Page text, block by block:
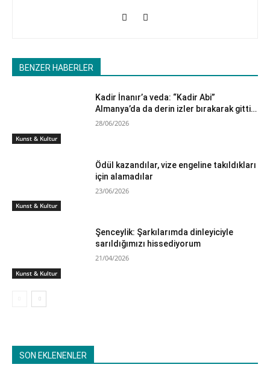
BENZER HABERLER
Kunst & Kultur
Kadir İnanır’a veda: “Kadir Abi”
Almanya’da da derin izler bırakarak gitti…
28/06/2026
Kunst & Kultur
Ödül kazandılar, vize engeline takıldıkları
için alamadılar
23/06/2026
Kunst & Kultur
Şenceylik: Şarkılarımda dinleyiciyle
sarıldığımızı hissediyorum
21/04/2026
SON EKLENENLER